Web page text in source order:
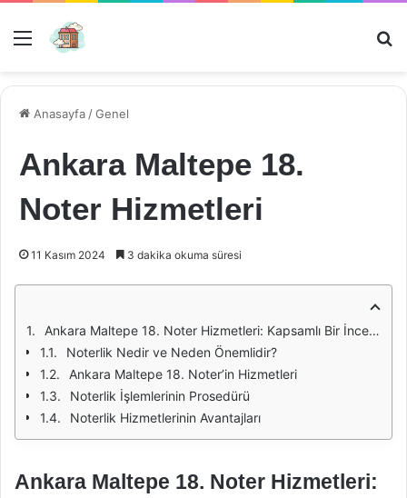
Menü
Anasayfa /Genel
Ankara Maltepe 18.
Noter Hizmetleri
11 Kasım 2024 3 dakika okuma süresi
Ankara Maltepe 18. Noter Hizmetleri: Kapsamlı Bir İnceleme
Noterlik Nedir ve Neden Önemlidir?
Ankara Maltepe 18. Noter’in Hizmetleri
Noterlik İşlemlerinin Prosedürü
Noterlik Hizmetlerinin Avantajları
Ankara Maltepe 18. Noter Hizmetleri: